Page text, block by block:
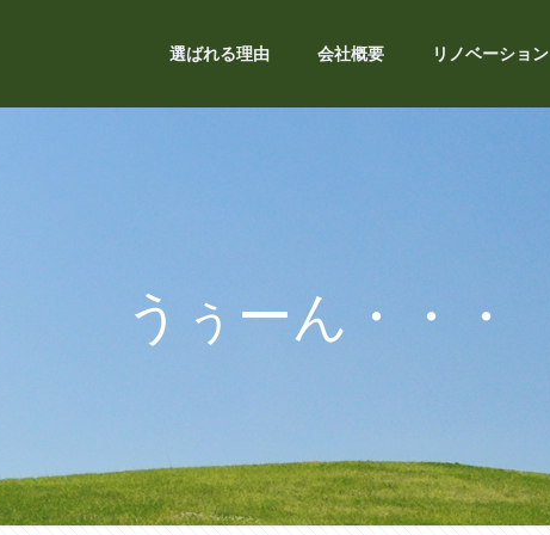
選ばれる理由 会社概要 リノベーション
うぅーん・・・